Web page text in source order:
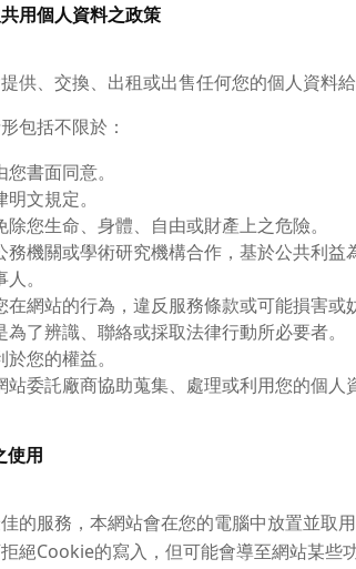
用個人資料之政策
供、交換、出租或出售任何您的個人資料
包括不限於：
您書面同意。
明文規定。
除您生命、身體、自由或財產上之危險。
務機關或學術研究機構合作，基於公共利
。
在網站的行為，違反服務條款或可能損害
為了辨識、聯絡或採取法律行動所必要者。
於您的權益。
站委託廠商協助蒐集、處理或利用您的個人
使用
的服務，本網站會在您的電腦中放置並取
絕Cookie的寫入，但可能會導至網站某些